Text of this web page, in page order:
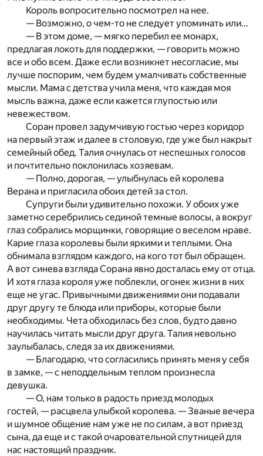
Король вопросительно посмотрел на нее.
— Возможно, о чем-то не следует упоминать или…
— В этом доме, — мягко перебил ее монарх,
предлагая локоть для поддержки, — говорить можно
все и обо всем. Даже если возникнет несогласие, мы
лучше поспорим, чем будем умалчивать собственные
мысли. Мама с детства учила меня, что каждая моя
мысль важна, даже если кажется глупостью или
невежеством.
Соран провел задумчивую гостью через коридор
на первый этаж и далее в столовую, где уже был накрыт
семейный обед. Талия очнулась от неспешных голосов
и почтительно поклонилась хозяевам.
— Полно, дорогая, — улыбнулась ей королева
Верана и пригласила обоих детей за стол.
Супруги были удивительно похожи. У обоих уже
заметно серебрились сединой темные волосы, а вокруг
глаз собрались морщинки, говорящие о веселом нраве.
Карие глаза королевы были яркими и теплыми. Она
обнимала взглядом каждого, на кого тот был обращен.
А вот синева взгляда Сорана явно досталась ему от отца.
И хотя глаза короля уже поблекли, огонек жизни в них
еще не угас. Привычными движениями они подавали
друг другу те блюда или приборы, которые были
необходимы. Чета обходилась без слов, будто давно
научилась читать мысли друг друга. Талия невольно
заулыбалась, следя за их движениями.
— Благодарю, что согласились принять меня у себя
в замке, — с неподдельным теплом произнесла
девушка.
— О, нам только в радость приезд молодых
гостей, — расцвела улыбкой королева. — Званые вечера
и шумное общение нам уже не по силам, а вот приезд
сына, да еще и с такой очаровательной спутницей для
нас настоящий праздник.